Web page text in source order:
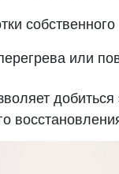
собственного
или